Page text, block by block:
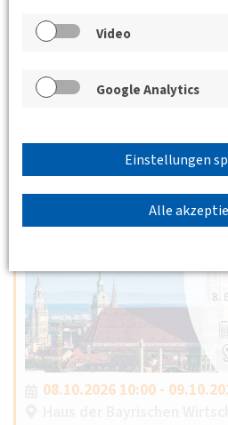
Video
Google Analytics
Einstellungen
Alle
Ralph Beisel,
Flughafenverbands ADV,
08.10.2026 10:00 -